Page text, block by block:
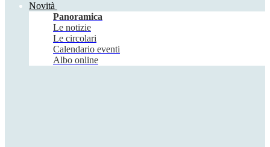
Novità
Panoramica
Le notizie
Le circolari
Calendario eventi
Albo online